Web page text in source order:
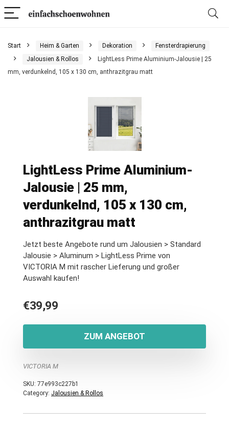
Start Heim & Garten Dekoration
Fensterdrapierung
Jalousien & Rollos
LightLess Prime Aluminium-Jalousie | 25
mm, verdunkelnd, 105 x 130 cm, anthrazitgrau matt
LightLess Prime Aluminium-
Jalousie | 25 mm,
verdunkelnd, 105 x 130 cm,
anthrazitgrau matt
Jetzt beste Angebote rund um Jalousien > Standard
Jalousie > Aluminum > LightLess Prime von
VICTORIA M mit rascher Lieferung und großer
Auswahl kaufen!
€39,99
ZUM ANGEBOT
VICTORIA M
SKU: 77e993c227b1
Category: Jalousien & Rollos